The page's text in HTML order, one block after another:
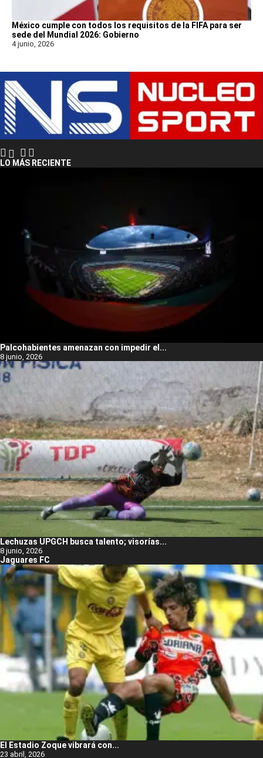
México cumple con todos los requisitos de la FIFA para ser
sede del Mundial 2026: Gobierno
4 junio, 2026
LO MÁS RECIENTE
Palcohabientes amenazan con impedir el...
8 junio, 2026
Lechuzas UPGCH busca talento; visorías...
8 junio, 2026
Jaguares FC
El Estadio Zoque vibrará con...
23 abril, 2026